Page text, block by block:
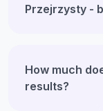
Przejrzysty -
How much
results?